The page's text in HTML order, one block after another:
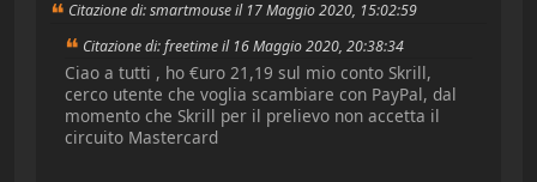
Citazione di: smartmouse il 17 Maggio 2020, 15:02:59
Citazione di: freetime il 16 Maggio 2020, 20:38:34
Ciao a tutti , ho €uro 21,19 sul mio conto Skrill,
cerco utente che voglia scambiare con PayPal, dal
momento che Skrill per il prelievo non accetta il
circuito Mastercard